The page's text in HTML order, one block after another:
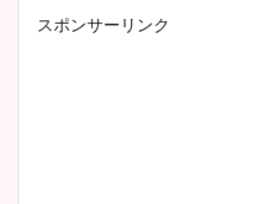
スポンサーリンク